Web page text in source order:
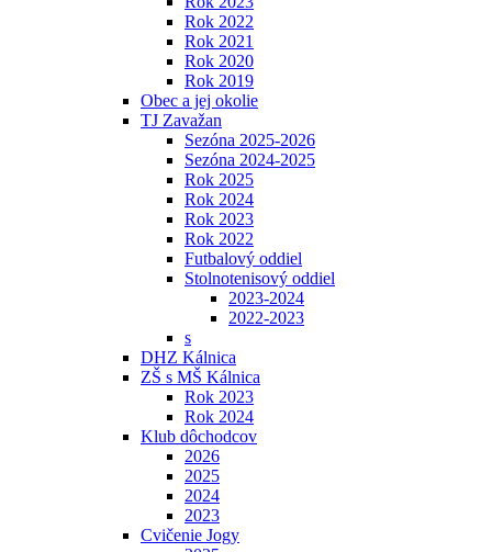
Rok 2022
Rok 2021
Rok 2020
Rok 2019
Obec a jej okolie
TJ Zavažan
Sezóna 2025-2026
Sezóna 2024-2025
Rok 2025
Rok 2024
Rok 2023
Rok 2022
Futbalový oddiel
Stolnotenisový oddiel
2023-2024
2022-2023
s
DHZ Kálnica
ZŠ s MŠ Kálnica
Rok 2023
Rok 2024
Klub dôchodcov
2026
2025
2024
2023
Cvičenie Jogy